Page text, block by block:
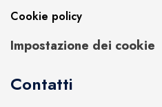
Cookie policy
Impostazione dei cookie
Contatti